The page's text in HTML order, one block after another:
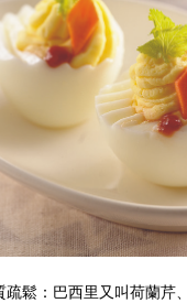
疏鬆：巴西里又叫荷蘭芹